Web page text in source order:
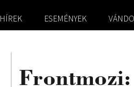
HÍREK ESEMÉNYEK
Frontmozi: